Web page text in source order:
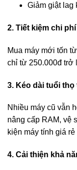
Giảm giật lag
2. Tiết kiệm chi phí
Mua máy mới tốn
chỉ từ 250.000đ trở
3. Kéo dài tuổi thọ
Nhiều máy cũ vẫn
nâng cấp RAM, vệ
kiện máy tính giá
4. Cải thiện khả